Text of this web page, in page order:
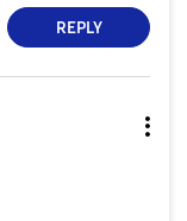
REPLY